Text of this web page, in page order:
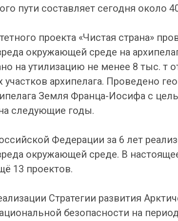
пути составляет сегодня около
проекта «Чистая страна»
окружающей среде на
на утилизацию не менее 8 тыс. т
архипелага. Проведено
Земля Франца-Иосифа с
следующие годы.
Федерации за 6 лет
окружающей среде. В
13 проектов.
Стратегии развития
безопасности на